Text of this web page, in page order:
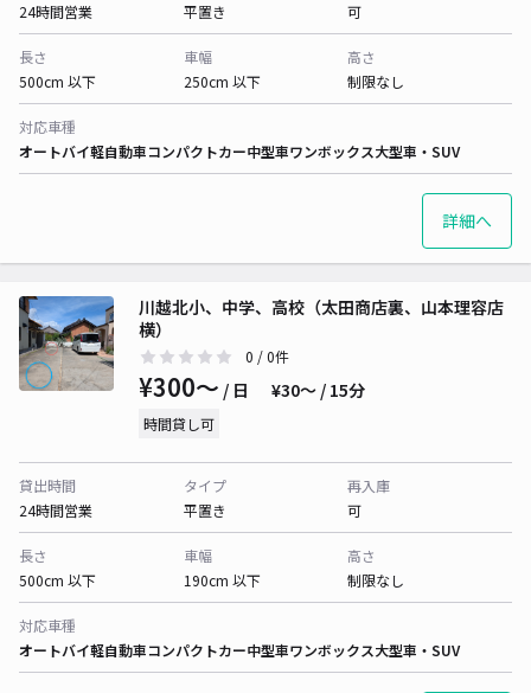
24時間営業
平置き
可
長さ
500cm 以下
車幅
250cm 以下
高さ
制限なし
対応車種
オートバイ軽自動車コンパクトカー中型車ワンボックス大型車・SUV
詳細へ
川越北小、中学、高校（太田商店裏、山本理容店
横）
0 / 0件
¥300〜 / 日 ¥30〜 / 15分
時間貸し可
貸出時間
24時間営業
タイプ
平置き
再入庫
可
長さ
500cm 以下
車幅
190cm 以下
高さ
制限なし
対応車種
オートバイ軽自動車コンパクトカー中型車ワンボックス大型車・SUV